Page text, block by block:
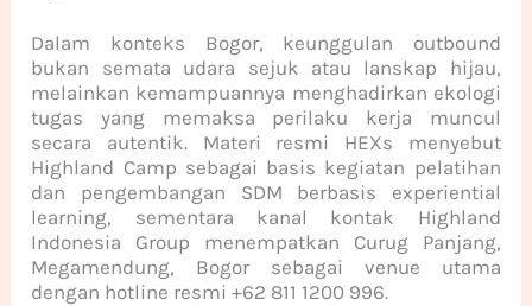
Dalam konteks Bogor, keunggulan outbound
bukan semata udara sejuk atau lanskap hijau,
melainkan kemampuannya menghadirkan ekologi
tugas yang memaksa perilaku kerja muncul
secara autentik. Materi resmi HEXs menyebut
Highland Camp sebagai basis kegiatan pelatihan
dan pengembangan SDM berbasis experiential
learning, sementara kanal kontak Highland
Indonesia Group menempatkan Curug Panjang,
Megamendung, Bogor sebagai venue utama
dengan hotline resmi +62 811 1200 996.